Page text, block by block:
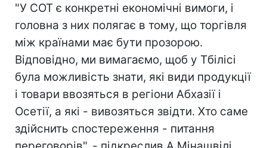
"У СОТ є конкретні економічні вимоги, і
головна з них полягає в тому, що торгівля
між країнами має бути прозорою.
Відповідно, ми вимагаємо, щоб у Тбілісі
була можливість знати, які види продукції
і товари ввозяться в регіони Абхазії і
Осетії, а які - вивозяться звідти. Хто саме
здійснить спостереження - питання